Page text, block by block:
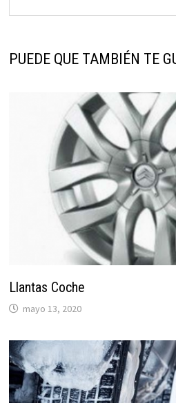
PUEDE QUE TAMBIÉN TE
Llantas Coche
mayo 13, 2020